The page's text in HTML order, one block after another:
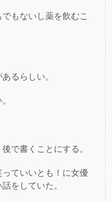
もないし薬を飲むこ
るらしい。
で書くことにする。
ていいとも！に女優
をしていた。